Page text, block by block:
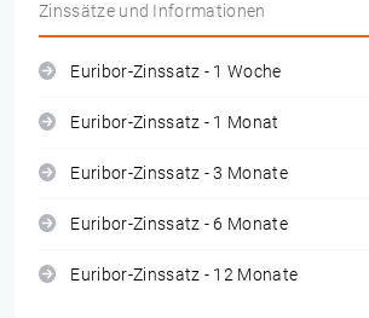
Zinssätze und Informationen
Euribor-Zinssatz - 1 Woche
Euribor-Zinssatz - 1 Monat
Euribor-Zinssatz - 3 Monate
Euribor-Zinssatz - 6 Monate
Euribor-Zinssatz - 12 Monate